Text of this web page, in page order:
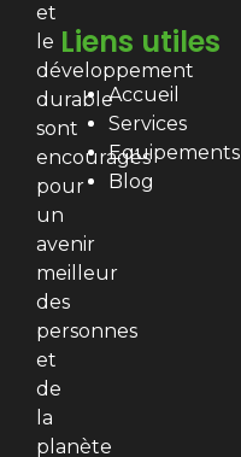
et
le
développement
durable
sont
encouragés
pour
un
avenir
meilleur
des
personnes
et
de
la
planète
Liens utiles
Accueil
Services
Equipements
Blog